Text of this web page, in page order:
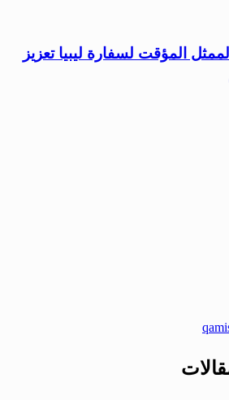
المؤقت لسفارة ليبيا تعزيز